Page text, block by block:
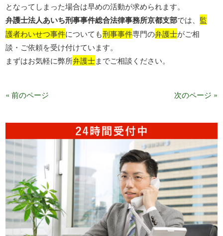
となってしまった場合は早めの活動が求められます。
弁護士法人あいち刑事事件総合法律事務所京都支部では、 監
護者わいせつ事件についても刑事事件専門の弁護士がご相
談・ご依頼を受け付けています。
まずはお気軽に弊所弁護士までご相談ください。
« 前のページ 次のページ »